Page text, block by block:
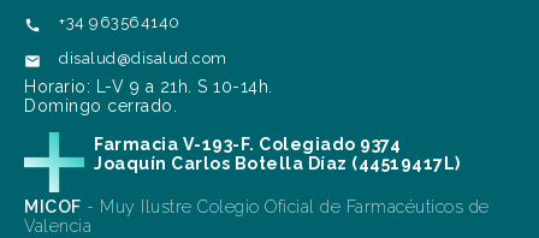
 +34 963564140
 disalud@disalud.com
Horario: L-V 9 a 21h. S 10-14h.
Domingo cerrado.
Farmacia V-193-F. Colegiado 9374
Joaquín Carlos Botella Díaz (44519417L)
MICOF - Muy Ilustre Colegio Oficial de Farmacéuticos de
Valencia